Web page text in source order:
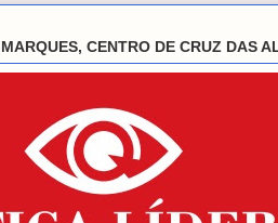
CENTRO DE CRUZ DAS